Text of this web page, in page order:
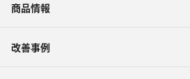
商品情報
改善事例